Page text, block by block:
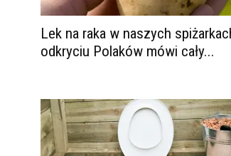
Lek na raka w naszych
odkryciu Polaków mówi cały...